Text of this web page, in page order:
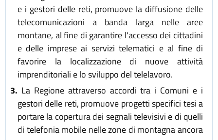
e i gestori delle reti, promuove la diffusione delle
telecomunicazioni a banda larga nelle aree
montane, al fine di garantire l'accesso dei cittadini
e delle imprese ai servizi telematici e al fine di
favorire la localizzazione di nuove attività
imprenditoriali e lo sviluppo del telelavoro.
3. La Regione attraverso accordi tra i Comuni e i
gestori delle reti, promuove progetti specifici tesi a
portare la copertura dei segnali televisivi e di quelli
di telefonia mobile nelle zone di montagna ancora